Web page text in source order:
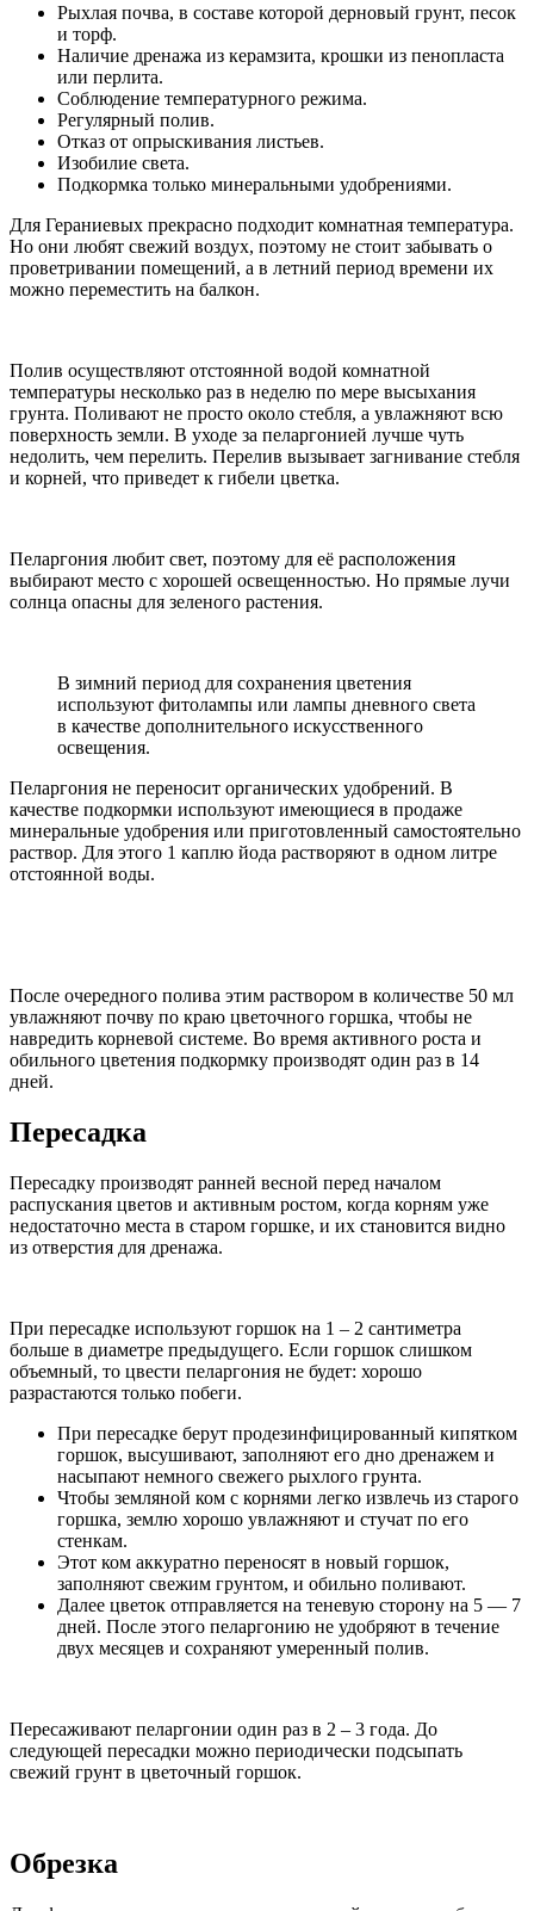
Рыхлая почва, в составе которой дерновый грунт, песок
и торф.
Наличие дренажа из керамзита, крошки из пенопласта
или перлита.
Соблюдение температурного режима.
Регулярный полив.
Отказ от опрыскивания листьев.
Изобилие света.
Подкормка только минеральными удобрениями.
Для Гераниевых прекрасно подходит комнатная температура.
Но они любят свежий воздух, поэтому не стоит забывать о
проветривании помещений, а в летний период времени их
можно переместить на балкон.
Полив осуществляют отстоянной водой комнатной
температуры несколько раз в неделю по мере высыхания
грунта. Поливают не просто около стебля, а увлажняют всю
поверхность земли. В уходе за пеларгонией лучше чуть
недолить, чем перелить. Перелив вызывает загнивание стебля
и корней, что приведет к гибели цветка.
Пеларгония любит свет, поэтому для её расположения
выбирают место с хорошей освещенностью. Но прямые лучи
солнца опасны для зеленого растения.
В зимний период для сохранения цветения
используют фитолампы или лампы дневного света
в качестве дополнительного искусственного
освещения.
Пеларгония не переносит органических удобрений. В
качестве подкормки используют имеющиеся в продаже
минеральные удобрения или приготовленный самостоятельно
раствор. Для этого 1 каплю йода растворяют в одном литре
отстоянной воды.
После очередного полива этим раствором в количестве 50 мл
увлажняют почву по краю цветочного горшка, чтобы не
навредить корневой системе. Во время активного роста и
обильного цветения подкормку производят один раз в 14
дней.
Пересадка
Пересадку производят ранней весной перед началом
распускания цветов и активным ростом, когда корням уже
недостаточно места в старом горшке, и их становится видно
из отверстия для дренажа.
При пересадке используют горшок на 1 – 2 сантиметра
больше в диаметре предыдущего. Если горшок слишком
объемный, то цвести пеларгония не будет: хорошо
разрастаются только побеги.
При пересадке берут продезинфицированный кипятком
горшок, высушивают, заполняют его дно дренажем и
насыпают немного свежего рыхлого грунта.
Чтобы земляной ком с корнями легко извлечь из старого
горшка, землю хорошо увлажняют и стучат по его
стенкам.
Этот ком аккуратно переносят в новый горшок,
заполняют свежим грунтом, и обильно поливают.
Далее цветок отправляется на теневую сторону на 5 — 7
дней. После этого пеларгонию не удобряют в течение
двух месяцев и сохраняют умеренный полив.
Пересаживают пеларгонии один раз в 2 – 3 года. До
следующей пересадки можно периодически подсыпать
свежий грунт в цветочный горшок.
Обрезка